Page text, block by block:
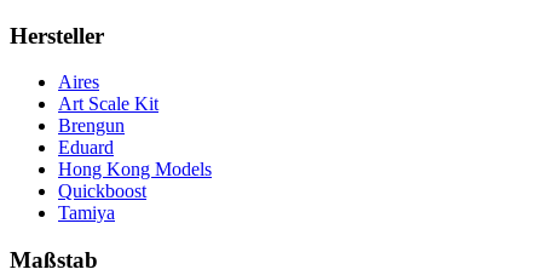
Hersteller
Aires
Art Scale Kit
Brengun
Eduard
Hong Kong Models
Quickboost
Tamiya
Maßstab